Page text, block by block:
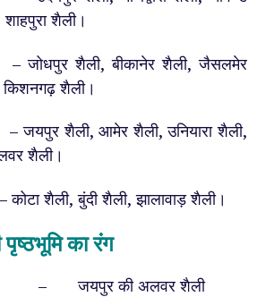
शैली।
जोधपुर शैली, बीकानेर शैली, जैसलमेर
किशनगढ़ शैली।
शैली, आमेर शैली, उनियारा शैली,
शैली।
शैली, बुंदी शैली, झालावाड़ शैली।
का रंग
जयपुर की अलवर शैली